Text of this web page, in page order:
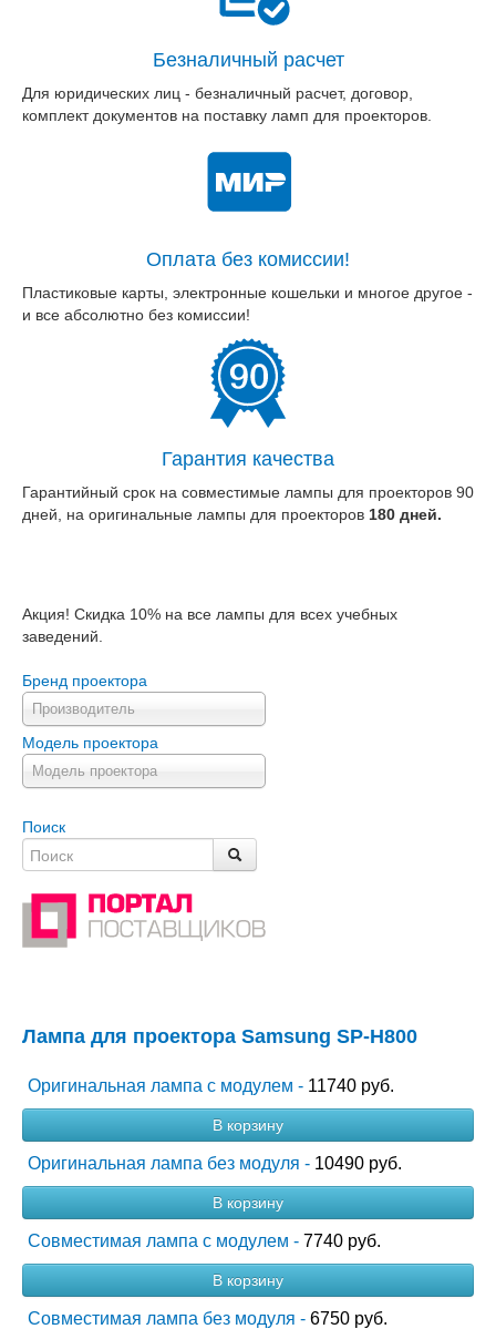
Безналичный расчет
Для юридических лиц - безналичный расчет, договор,
комплект документов на поставку ламп для проекторов.
Оплата без комиссии!
Пластиковые карты, электронные кошельки и многое другое -
и все абсолютно без комиссии!
Гарантия качества
Гарантийный срок на совместимые лампы для проекторов 90
дней, на оригинальные лампы для проекторов 180 дней.
Акция! Скидка 10% на все лампы для всех учебных
заведений.
Бренд проектора
Производитель
Модель проектора
Модель проектора
Поиск
Лампа для проектора Samsung SP-H800
Оригинальная лампа с модулем - 11740 руб.
В корзину
Оригинальная лампа без модуля - 10490 руб.
В корзину
Совместимая лампа с модулем - 7740 руб.
В корзину
Совместимая лампа без модуля - 6750 руб.